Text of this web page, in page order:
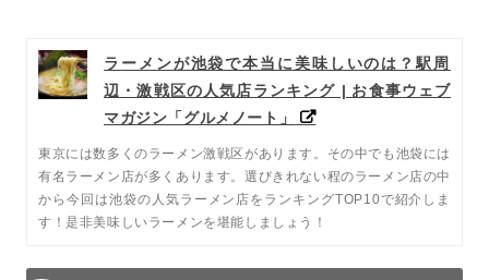
けめんTETSU六本木ヒルズ店
10
六本木でおすすめの人気ラーメン店ランキング第2位：
AFURI
11
六本木でおすすめの人気ラーメン店ランキング第1位：焼
きハマグリ新三郎
12
六本木でおすすめの人気ラーメン店まとめ
ラーメンが池袋で本当に美味しいのは？駅周
辺・激戦区の人気店ランキング | お食事ウェブ
マガジン「グルメノート」
東京には数多くのラーメン激戦区があります。その中でも池袋には
有名ラーメン店が多くあります。選びきれない程のラーメン店の中
から今回は池袋の人気ラーメン店をランキングTOP10で紹介しま
す！是非美味しいラーメンを堪能しましょう！